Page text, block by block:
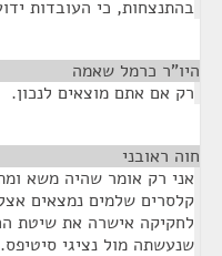
בהתנצחות, כי העובדות
היו"ר כרמל שאמה
רק אם אתם מוצאים לנכון.
חוה ראובני
אני רק אומר שהיה משא
קלסרים שלמים נמצאים
לחקיקה אישרה את שיטת
שנעשתה מול נציגי